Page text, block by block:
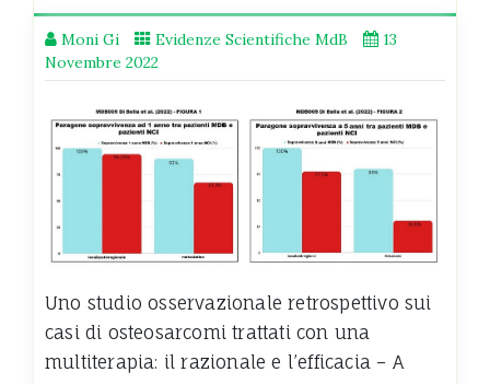
Moni Gi Evidenze Scientifiche MdB
13
Novembre 2022
Uno studio osservazionale retrospettivo sui
casi di osteosarcomi trattati con una
multiterapia: il razionale e l’efficacia – A